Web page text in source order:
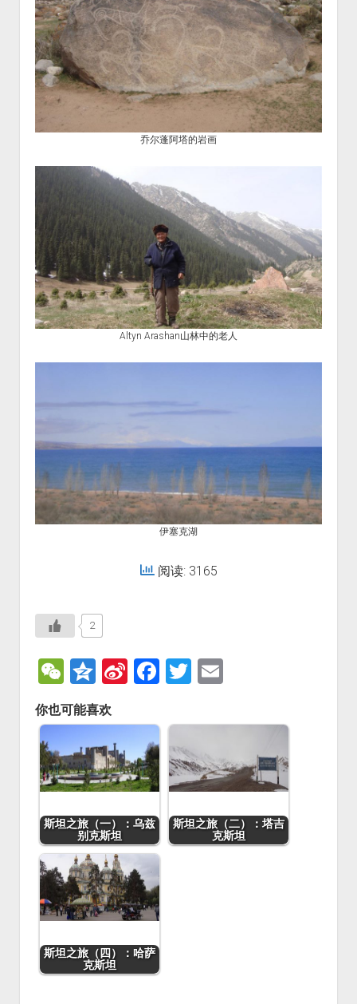
乔尔蓬阿塔的岩画
Altyn Arashan山林中的老人
伊塞克湖
阅读: 3165
2
W
e
C
h
at
Q
z
o
n
e
Si
a
W
ei
b
o
F
c
e
b
o
o
k
T
tt
er
E
ai
你也可能喜欢
斯坦之旅（一）：乌兹
别克斯坦
斯坦之旅（二）：塔吉
克斯坦
斯坦之旅（四）：哈萨
克斯坦